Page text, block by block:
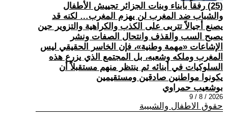
(25) رفقاً بأبناء وبنات الجزائر تجييش الأطفال
والشباب ضد المغرب لن يهزم المغرب… لكنه قد
يصنع أجيالاً تتربى على الكذب والكراهية والتزوير حين
يصبح السب والقذف وانتحال الصفات ونشر
الإشاعات «مهمة وطنية»، فإن الخاسر الحقيقي ليس
المغرب وملكه وشعبه، بل المجتمع الذي يزرع هذه
السلوكيات في أبنائه ثم ينتظر منهم مستقبلاً أن
يكونوا مواطنين صادقين ومستقيمين
بوشعيب حمراوي
2026 / 8 / 9
حقوق الاطفال والشبيبة